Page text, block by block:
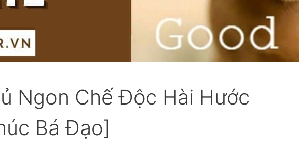
Ngon Chế Độc Hài Hước
Bá Đạo]